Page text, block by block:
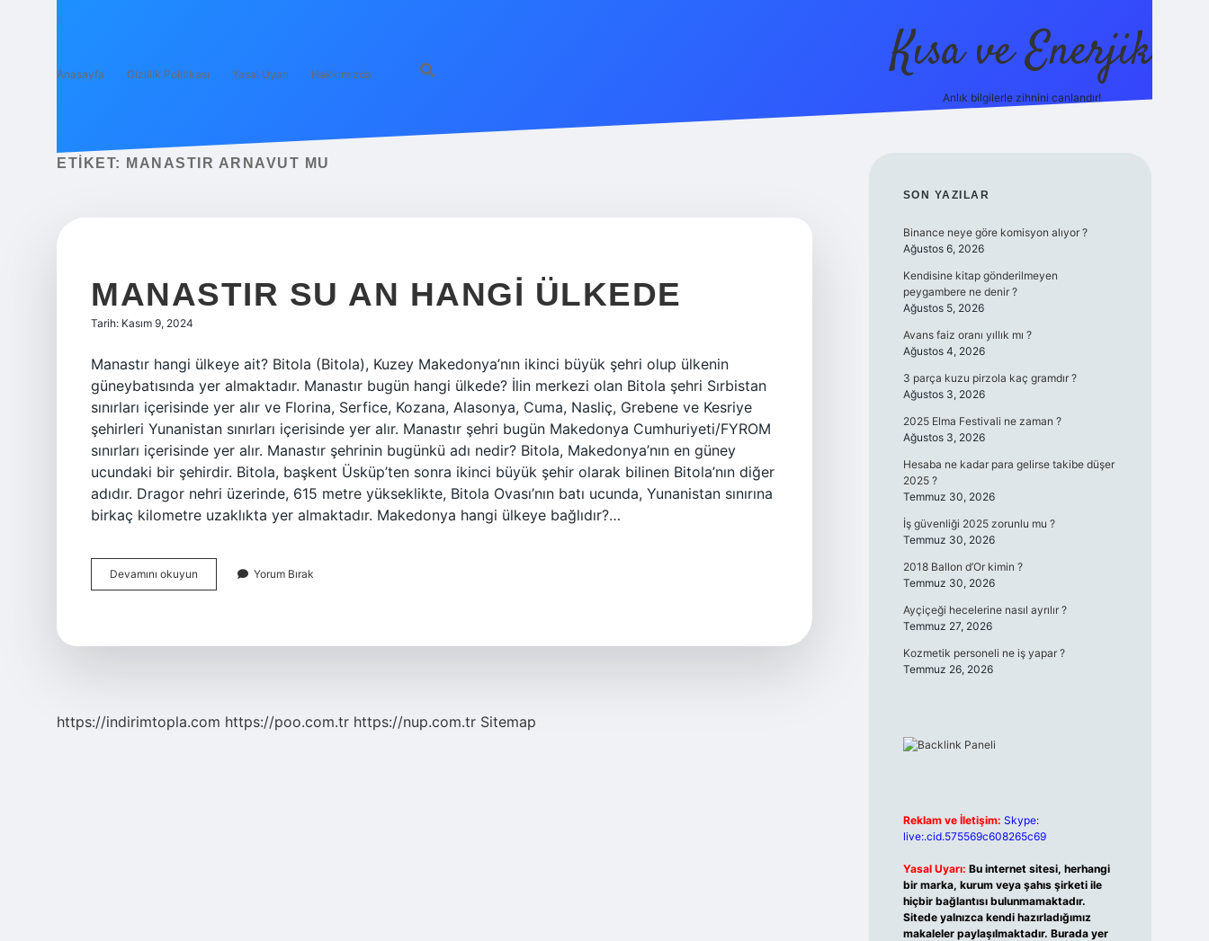
Anasayfa Gizlilik Politikası Yasal Uyarı Hakkımızda Kısa ve Enerjik
Anlık bilgilerle zihnini canlandır!
ETIKET: MANASTIR ARNAVUT MU
MANASTIR SU AN HANGI ÜLKEDE
Tarih: Kasım 9, 2024
Manastır hangi ülkeye ait? Bitola (Bitola), Kuzey Makedonya’nın ikinci büyük şehri olup ülkenin
güneybatısında yer almaktadır. Manastır bugün hangi ülkede? İlin merkezi olan Bitola şehri Sırbistan
sınırları içerisinde yer alır ve Florina, Serfice, Kozana, Alasonya, Cuma, Nasliç, Grebene ve Kesriye
şehirleri Yunanistan sınırları içerisinde yer alır. Manastır şehri bugün Makedonya Cumhuriyeti/FYROM
sınırları içerisinde yer alır. Manastır şehrinin bugünkü adı nedir? Bitola, Makedonya’nın en güney
ucundaki bir şehirdir. Bitola, başkent Üsküp’ten sonra ikinci büyük şehir olarak bilinen Bitola’nın diğer
adıdır. Dragor nehri üzerinde, 615 metre yükseklikte, Bitola Ovası’nın batı ucunda, Yunanistan sınırına
birkaç kilometre uzaklıkta yer almaktadır. Makedonya hangi ülkeye bağlıdır?…
Devamını okuyun Manastır
Su
Yorum Bırak
https://indirimtopla.com https://poo.com.tr https://nup.com.tr Sitemap
SIDEBAR
SON YAZILAR
Binance neye göre komisyon alıyor ?
Ağustos 6, 2026
Kendisine kitap gönderilmeyen
peygambere ne denir ?
Ağustos 5, 2026
Avans faiz oranı yıllık mı ?
Ağustos 4, 2026
3 parça kuzu pirzola kaç gramdır ?
Ağustos 3, 2026
2025 Elma Festivali ne zaman ?
Ağustos 3, 2026
Hesaba ne kadar para gelirse takibe düşer
2025 ?
Temmuz 30, 2026
İş güvenliği 2025 zorunlu mu ?
Temmuz 30, 2026
2018 Ballon d’Or kimin ?
Temmuz 30, 2026
Ayçiçeği hecelerine nasıl ayrılır ?
Temmuz 27, 2026
Kozmetik personeli ne iş yapar ?
Temmuz 26, 2026
Reklam ve İletişim: Skype:
live:.cid.575569c608265c69
Yasal Uyarı: Bu internet sitesi, herhangi
bir marka, kurum veya şahıs şirketi ile
hiçbir bağlantısı bulunmamaktadır.
Sitede yalnızca kendi hazırladığımız
makaleler paylaşılmaktadır. Burada yer